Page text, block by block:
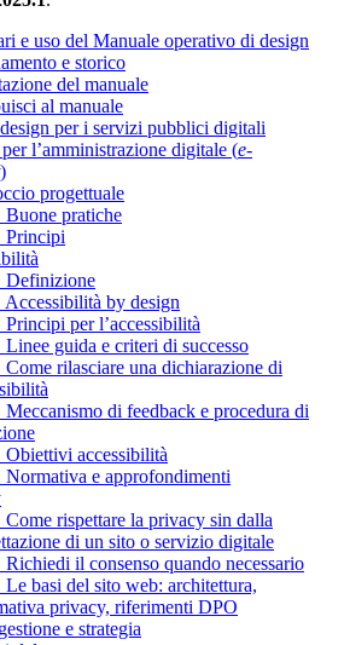
e uso del Manuale operativo di design
e storico
del manuale
al manuale
per i servizi pubblici digitali
l’amministrazione digitale (e-
)
progettuale
Buone pratiche
Principi
Definizione
Accessibilità by design
Principi per l’accessibilità
Linee guida e criteri di successo
Come rilasciare una dichiarazione di
Meccanismo di feedback e procedura di
Obiettivi accessibilità
Normativa e approfondimenti
Come rispettare la privacy sin dalla
di un sito o servizio digitale
Richiedi il consenso quando necessario
Le basi del sito web: architettura,
privacy, riferimenti DPO
e strategia